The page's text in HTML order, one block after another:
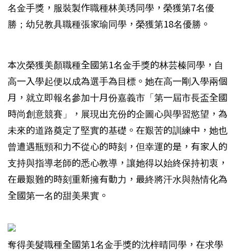
名金手獎，服裝製作職種林美琇同學，榮獲第7名優
勝；幼兒教具職種張家瑜同學，榮獲第18名優勝。
本次榮獲美顏職種全國第1名金手獎的林芸榛同學，自
高一入學起便以成為選手為目標。她在高一剛入學兩個
月，就立即報名參加十月份嘉義市「第一屆市長盃全國
時尚創意競賽」，展現出充份的企圖心與學習慾望，為
未來的道路奠定了堅實的基礎。在艱苦的訓練中，她也
曾遭遇瓶頸和力不從心的時刻，但幸運的是，有家人的
支持與指導老師的悉心教導，讓她得以始終保持初衷，
在最艱難的時刻重新擁有動力，最終將汗水與熱情化為
全國第一名的甜美果實。
奪得美髮職種全國第1名金手獎的沈梓晴同學，在求學